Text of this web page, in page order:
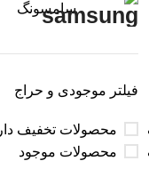
سامسونگ
فیلتر موجودی و حراج
محصولات تخفیف دار
محصولات موجود